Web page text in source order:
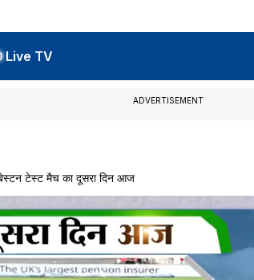
Live TV
ADVERTISEMENT
टेस्ट मैच का दूसरा दिन आज